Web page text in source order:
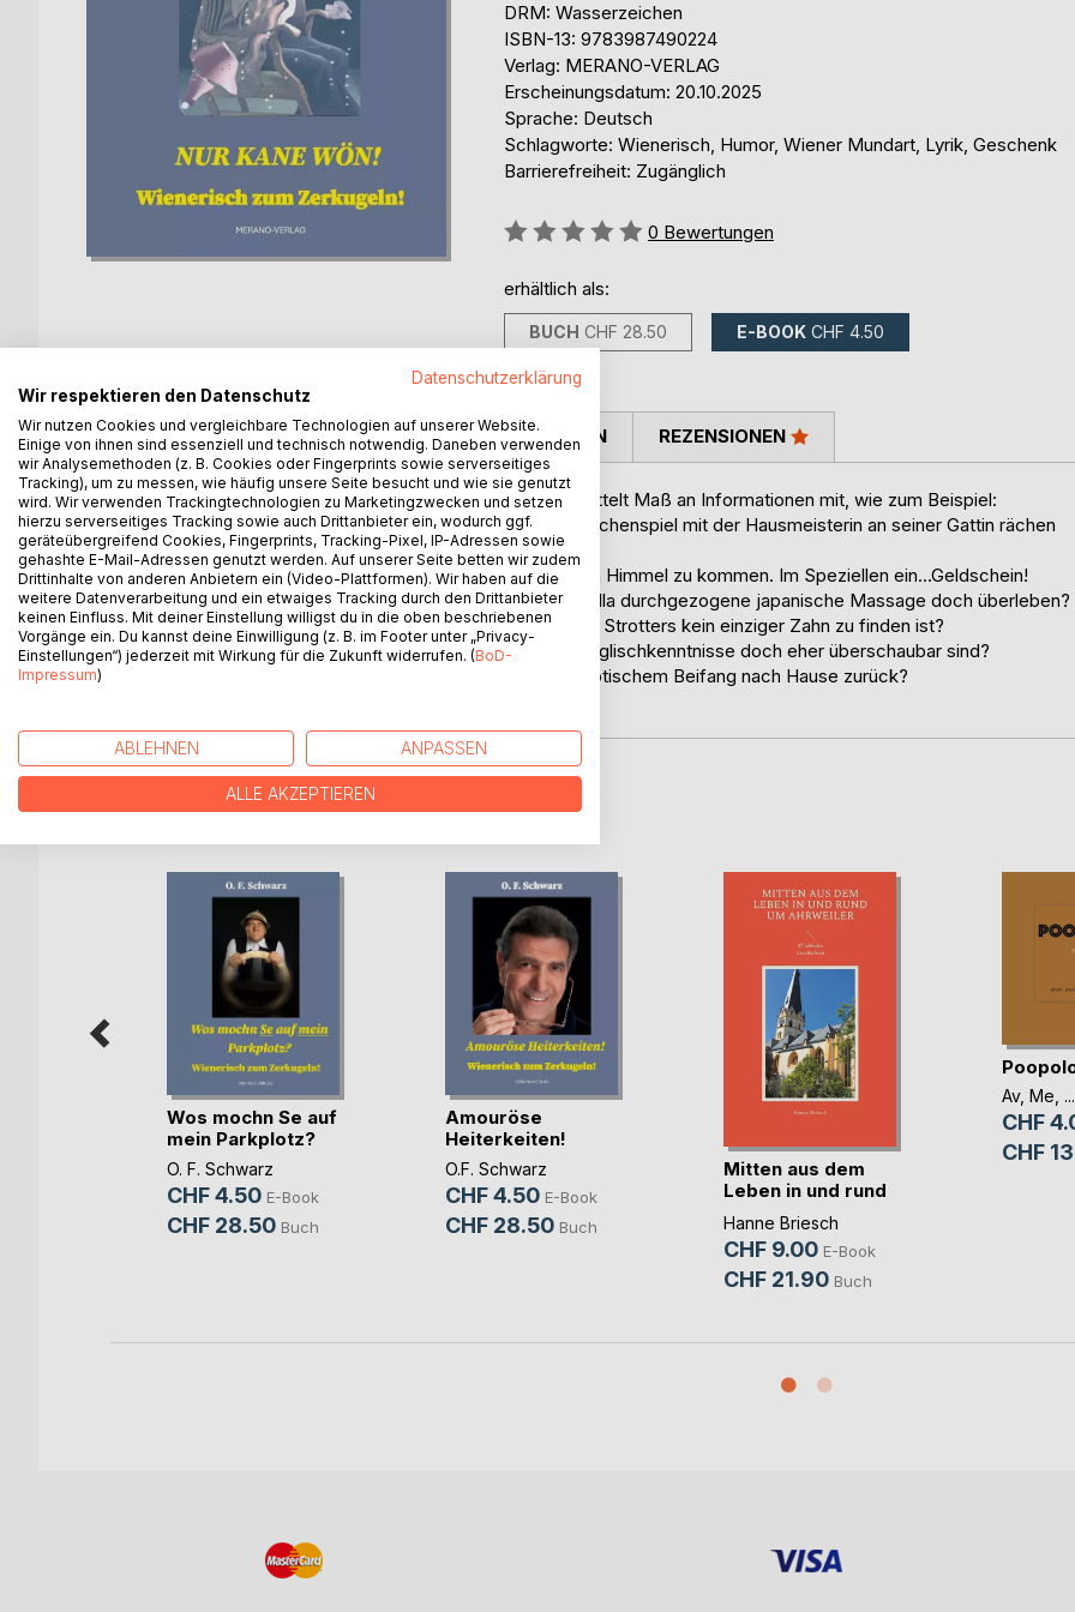
DRM: Wasserzeichen
ISBN-13: 9783987490224
Verlag: MERANO-VERLAG
Erscheinungsdatum: 20.10.2025
Sprache: Deutsch
Schlagworte: Wienerisch, Humor, Wiener Mundart, Lyrik, Geschenk
Barrierefreiheit: Zugänglich
Bewertung::
0 Bewertungen
erhältlich als:
BUCH CHF 28.50 E-BOOK CHF 4.50
BESCHREIBUNG
Wienerisch zum Zerkugeln: da kriegen Sie schon ein gerüttelt Maß an Informationen mit, wie zum Beispiel:
Ob sich ein betrogener Ehemann via anstrengendem Zwischenspiel mit der Hausmeisterin an seiner Gattin rächen
kann?
Und wer nicht in die Kirche geht, der hat es schwer, in den Himmel zu kommen. Im Speziellen ein...Geldschein!
Oder kann man eine durch die russische Masseuse Ludmilla durchgezogene japanische Massage doch überleben?
Was hat ein Zahnarzt denn zu tun, wenn da im Mund eines Strotters kein einziger Zahn zu finden ist?
Wie endet ein Telefonat mit London, wenn die eigenen Englischkenntnisse doch eher überschaubar sind?
Mit welchen Wehwehchen kehrt man von einer Kur mit erotischem Beifang nach Hause zurück?
AUTOR/IN PRESSESTIMMEN REZENSIONEN
WEITERE TITEL BEIBoD
Wos mochn Se auf
mein Parkplotz?
O. F. Schwarz
CHF 4.50 E-Book
CHF 28.50 Buch
Amouröse
Heiterkeiten!
O.F. Schwarz
CHF 4.50 E-Book
CHF 28.50 Buch
Mitten aus dem
Leben in und rund
u(...)
Hanne Briesch
CHF 9.00 E-Book
CHF 21.90 Buch
Av, Me , ...
CHF
CHF
Datenschutzerklärung
Wir respektieren den Datenschutz
Wir nutzen Cookies und vergleichbare Technologien auf unserer Website.
Einige von ihnen sind essenziell und technisch notwendig. Daneben verwenden
wir Analysemethoden (z. B. Cookies oder Fingerprints sowie serverseitiges
Tracking), um zu messen, wie häufig unsere Seite besucht und wie sie genutzt
wird. Wir verwenden Trackingtechnologien zu Marketingzwecken und setzen
hierzu serverseitiges Tracking sowie auch Drittanbieter ein, wodurch ggf.
geräteübergreifend Cookies, Fingerprints, Tracking-Pixel, IP-Adressen sowie
gehashte E-Mail-Adressen genutzt werden. Auf unserer Seite betten wir zudem
Drittinhalte von anderen Anbietern ein (Video-Plattformen). Wir haben auf die
weitere Datenverarbeitung und ein etwaiges Tracking durch den Drittanbieter
keinen Einfluss. Mit deiner Einstellung willigst du in die oben beschriebenen
Vorgänge ein. Du kannst deine Einwilligung (z. B. im Footer unter „Privacy-
Einstellungen“) jederzeit mit Wirkung für die Zukunft widerrufen. (BoD-
Impressum)
ABLEHNEN ANPASSEN
ALLE AKZEPTIEREN